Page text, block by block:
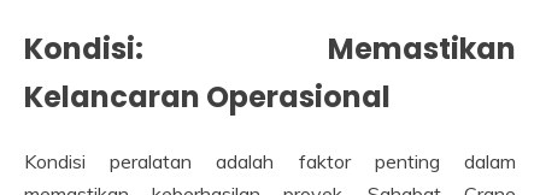
Kondisi: Memastikan
Kelancaran Operasional
Kondisi peralatan adalah faktor penting dalam